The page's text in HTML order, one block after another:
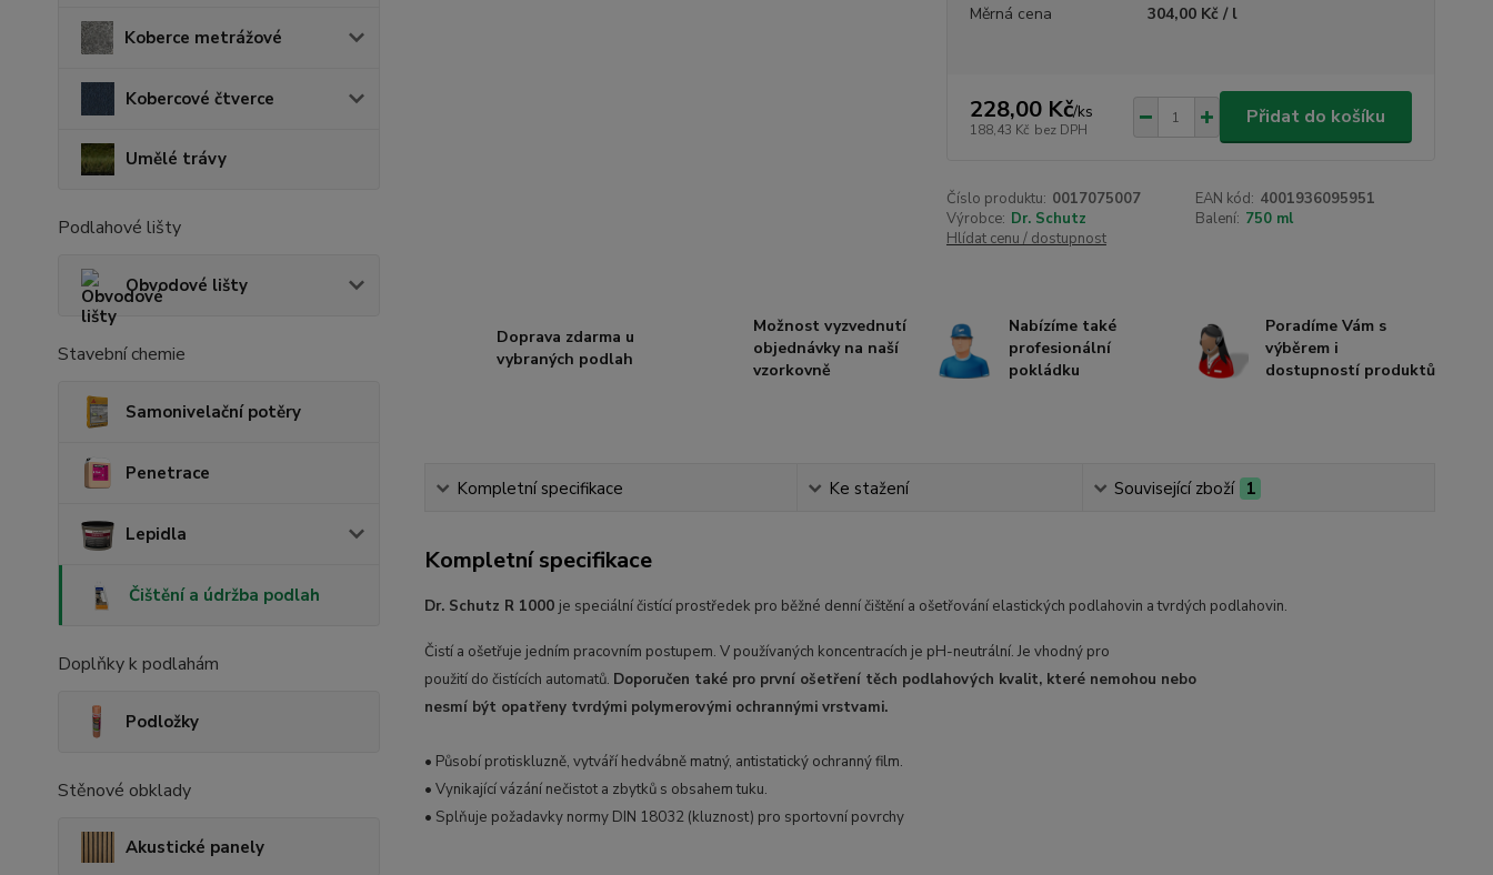
Koberce metrážové
Kobercové čtverce
Umělé trávy
Podlahové lišty
Obvodové lišty
Stavební chemie
Samonivelační potěry
Penetrace
Lepidla
Čištění a údržba podlah
Doplňky k podlahám
Podložky
Stěnové obklady
Akustické panely
Měrná cena
304,00 Kč / l
228,00 Kč/ks
188,43 Kč bez DPH
Přidat do košíku
Číslo produktu: 0017075007 EAN kód: 4001936095951
Výrobce: Dr. Schutz Balení: 750 ml
Hlídat cenu / dostupnost
Doprava zdarma u
vybraných podlah
Možnost vyzvednutí
objednávky na naší
vzorkovně
Nabízíme také
profesionální
pokládku
Poradíme Vám s
výběrem i
dostupností produktů
Kompletní specifikace Ke stažení Související zboží 1
Kompletní specifikace
Dr. Schutz R 1000 je speciální čistící prostředek pro běžné denní čištění a ošetřování elastických podlahovin a tvrdých podlahovin.
Čistí a ošetřuje jedním pracovním postupem. V používaných koncentracích je pH-neutrální. Je vhodný pro
použití do čistících automatů. Doporučen také pro první ošetření těch podlahových kvalit, které nemohou nebo
nesmí být opatřeny tvrdými polymerovými ochrannými vrstvami.
• Působí protiskluzně, vytváří hedvábně matný, antistatický ochranný film.
• Vynikající vázání nečistot a zbytků s obsahem tuku.
• Splňuje požadavky normy DIN 18032 (kluznost) pro sportovní povrchy